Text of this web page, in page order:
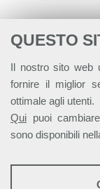
QUESTO
Il nostro sito web
fornire il miglior
ottimale agli utenti.
Qui puoi
sono disponibili
STATISTICHE